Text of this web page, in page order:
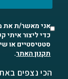
אני מאשר/ת את
כדי ליצור איתי
סטטיסטיים או
תקנון האתר.
הכי נצפים